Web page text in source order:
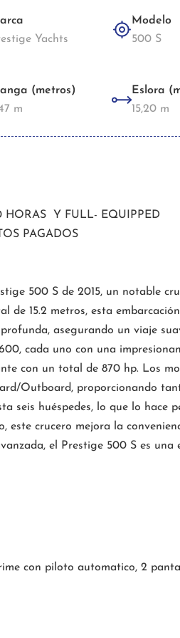
Yachts
Modelo
500 S
(metros)
m
Eslora
15,20 m
HORAS Y FULL- EQUIPPED
PAGADOS
500 S de 2015, un notable
de 15.2 metros, esta
asegurando un viaje
cada uno con una
con un total de 870 hp. Los
Outboard, proporcionando
seis huéspedes, lo que lo hace
este crucero mejora la
el Prestige 500 S es una
con piloto automatico, 2